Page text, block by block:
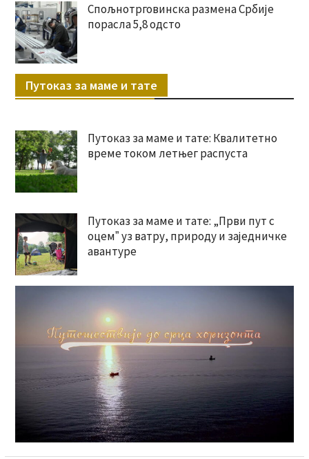
Спољнотрговинска размена Србије
порасла 5,8 одсто
Путоказ за маме и тате
Путоказ за маме и тате: Квалитетно
време током летњег распуста
Путоказ за маме и тате: „Први пут с
оцемˮ уз ватру, природу и заједничке
авантуре